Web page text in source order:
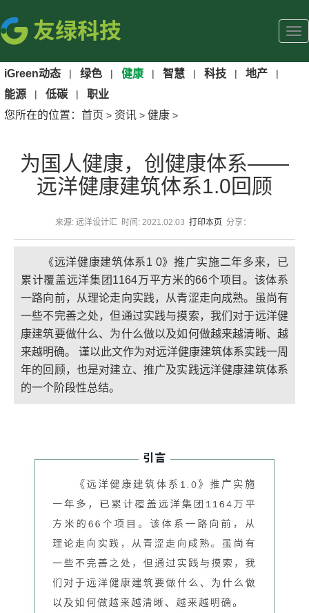
iGreen动态 | 绿色 | 健康 | 智慧 | 科技 | 地产 |
能源 | 低碳 |
职业
您所在的位置： 首页 > 资讯 > 健康 >
为国人健康，创健康体系——
远洋健康建筑体系1.0回顾
来源: 远洋设计汇 时间: 2021.02.03 打印本页 分享：
《远洋健康建筑体系1 0》推广实施二年多来，已
累计覆盖远洋集团1164万平方米的66个项目。该体系
一路向前，从理论走向实践，从青涩走向成熟。虽尚有
一些不完善之处，但通过实践与摸索，我们对于远洋健
康建筑要做什么、为什么做以及如何做越来越清晰、越
来越明确。 谨以此文作为对远洋健康建筑体系实践一周
年的回顾，也是对建立、推广及实践远洋健康建筑体系
的一个阶段性总结。